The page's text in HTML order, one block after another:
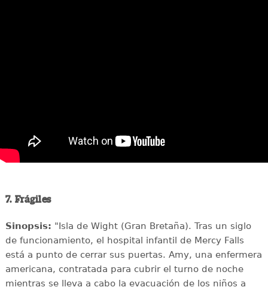
7. Frágiles
Sinopsis: "Isla de Wight (Gran Bretaña). Tras un siglo
de funcionamiento, el hospital infantil de Mercy Falls
está a punto de cerrar sus puertas. Amy, una enfermera
americana, contratada para cubrir el turno de noche
mientras se lleva a cabo la evacuación de los niños a